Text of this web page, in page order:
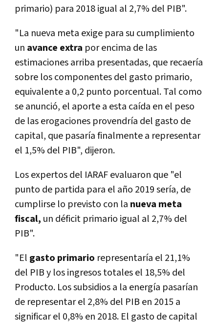
primario) para 2018 igual al 2,7% del PIB".
"La nueva meta exige para su cumplimiento
un avance extra por encima de las
estimaciones arriba presentadas, que recaerí­a
sobre los componentes del gasto primario,
equivalente a 0,2 punto porcentual. Tal como
se anunció, el aporte a esta caí­da en el peso
de las erogaciones provendrí­a del gasto de
capital, que pasarí­a finalmente a representar
el 1,5% del PIB", dijeron.
Los expertos del IARAF evaluaron que "el
punto de partida para el año 2019 serí­a, de
cumplirse lo previsto con la nueva meta
fiscal, un déficit primario igual al 2,7% del
PIB".
"El gasto primario representarí­a el 21,1%
del PIB y los ingresos totales el 18,5% del
Producto. Los subsidios a la energí­a pasarí­an
de representar el 2,8% del PIB en 2015 a
significar el 0,8% en 2018. El gasto de capital